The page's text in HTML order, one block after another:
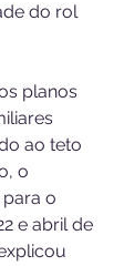
do rol
planos
ao teto
o
o
e abril de